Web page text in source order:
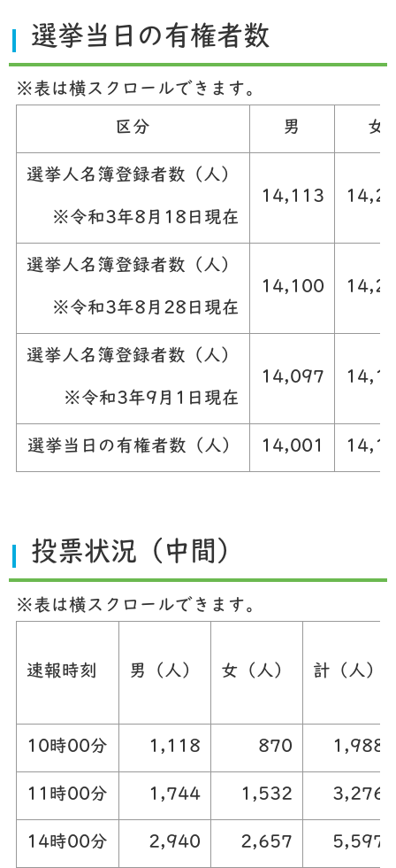
選挙当日の有権者数
※表は横スクロールできます。
区分 男 女
選挙人名簿登録者数（人）
※令和3年8月18日現在
14,113
選挙人名簿登録者数（人）
※令和3年8月28日現在
14,100
選挙人名簿登録者数（人）
※令和3年9月1日現在
14,097
選挙当日の有権者数（人） 14,001
投票状況（中間）
※表は横スクロールできます。
速報時刻 男（人） 女（人） 計（人）
10時00分 1,118 870 1,988
11時00分 1,744 1,532 3,276
14時00分 2,940 2,657 5,597